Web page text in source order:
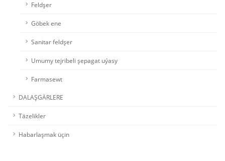
Feldşer
Göbek ene
Sanitar feldşer
Umumy tejribeli şepagat uýasy
Farmasewt
DALAŞGÄRLERE
Täzelikler
Habarlaşmak üçin